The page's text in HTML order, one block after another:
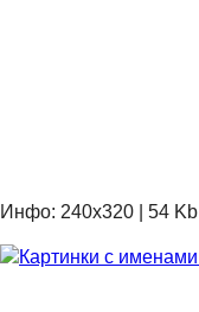
Инфо: 240х320 | 54 Kb